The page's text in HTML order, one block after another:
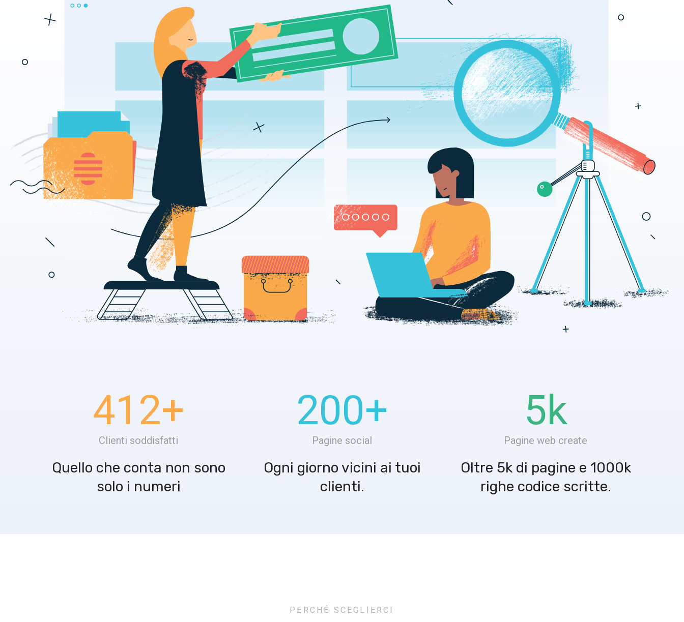
412+
Clienti soddisfatti
Quello che conta non sono
solo i numeri
200+
Pagine social
Ogni giorno vicini ai tuoi
clienti.
5k
Pagine web create
Oltre 5k di pagine e 1000k
righe codice scritte.
PERCHÉ SCEGLIERCI